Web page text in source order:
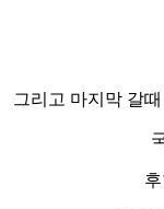
그리고 마지막 갈